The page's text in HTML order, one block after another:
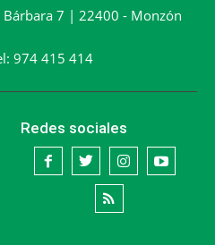
Bárbara 7 | 22400 - Monzón
974 415 414
Redes sociales